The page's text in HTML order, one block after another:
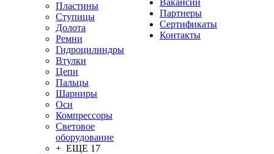
Пластины
Ступицы
Долота
Ремни
Гидроцилиндры
Втулки
Цепи
Пальцы
Шарниры
Оси
Компрессоры
Световое
оборудование
+ ЕЩЕ 17
Вакансии
Партнеры
Сертификаты
Контакты